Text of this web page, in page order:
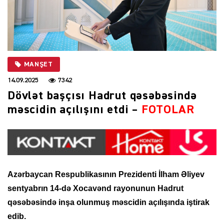
MANŞET
14.09.2025 7342
Dövlət başçısı Hadrut qəsəbəsində
məscidin açılışını etdi – FOTOLAR
Azərbaycan Respublikasının Prezidenti İlham Əliyev
sentyabrın 14-də Xocavənd rayonunun Hadrut
qəsəbəsində inşa olunmuş məscidin açılışında iştirak
edib.